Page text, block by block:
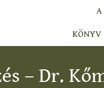
A
KÖNYV
– Dr.